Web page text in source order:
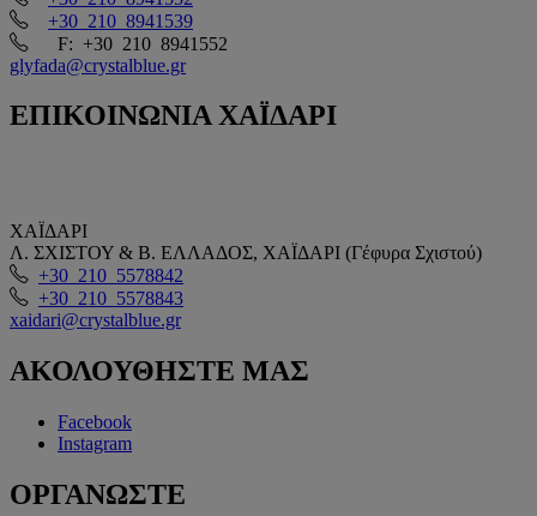
+30 210 8941539
F: +30 210 8941552
glyfada@crystalblue.gr
ΕΠΙΚΟΙΝΩΝΙΑΧΑΪΔΑΡΙ
ΧΑΪΔΑΡΙ
Λ. ΣΧΙΣΤΟΥ & Β. ΕΛΛΑΔΟΣ, ΧΑΪΔΑΡΙ (Γέφυρα Σχιστού)
+30 210 5578842
+30 210 5578843
xaidari@crystalblue.gr
ΑΚΟΛΟΥΘΗΣΤΕ ΜΑΣ
Facebook
Instagram
ΟΡΓΑΝΩΣΤΕ